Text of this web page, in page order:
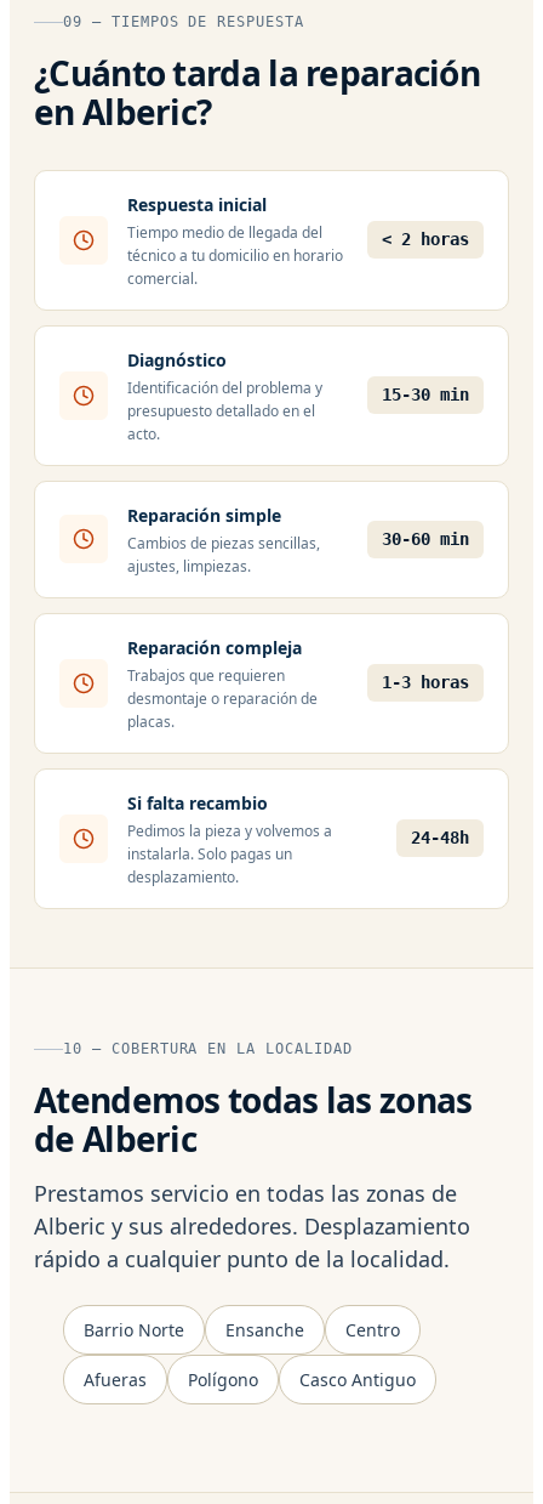
09 — TIEMPOS DE RESPUESTA
¿Cuánto tarda la reparación
en Alberic?
Respuesta inicial
Tiempo medio de llegada del
técnico a tu domicilio en horario
comercial.
< 2 horas
Diagnóstico
Identificación del problema y
presupuesto detallado en el
acto.
15-30 min
Reparación simple
Cambios de piezas sencillas,
ajustes, limpiezas.
30-60 min
Reparación compleja
Trabajos que requieren
desmontaje o reparación de
placas.
1-3 horas
Si falta recambio
Pedimos la pieza y volvemos a
instalarla. Solo pagas un
desplazamiento.
24-48h
10 — COBERTURA EN LA LOCALIDAD
Atendemos todas las zonas
de Alberic
Prestamos servicio en todas las zonas de
Alberic y sus alrededores. Desplazamiento
rápido a cualquier punto de la localidad.
Barrio Norte Ensanche Centro
Afueras Polígono Casco Antiguo